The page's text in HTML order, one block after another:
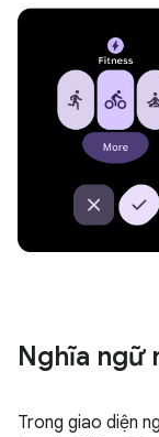
Nghĩa ngữ
Trong giao diện